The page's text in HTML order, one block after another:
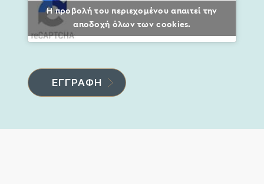
Η προβολή του περιεχομένου απαιτεί την
αποδοχή όλων των cookies.